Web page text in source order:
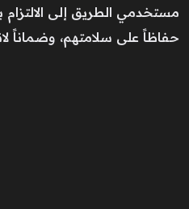
مستخدمي الطريق إلى الالتزام
حفاظاً على سلامتهم، وضماناً